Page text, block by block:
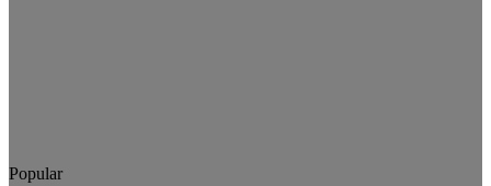
Popular